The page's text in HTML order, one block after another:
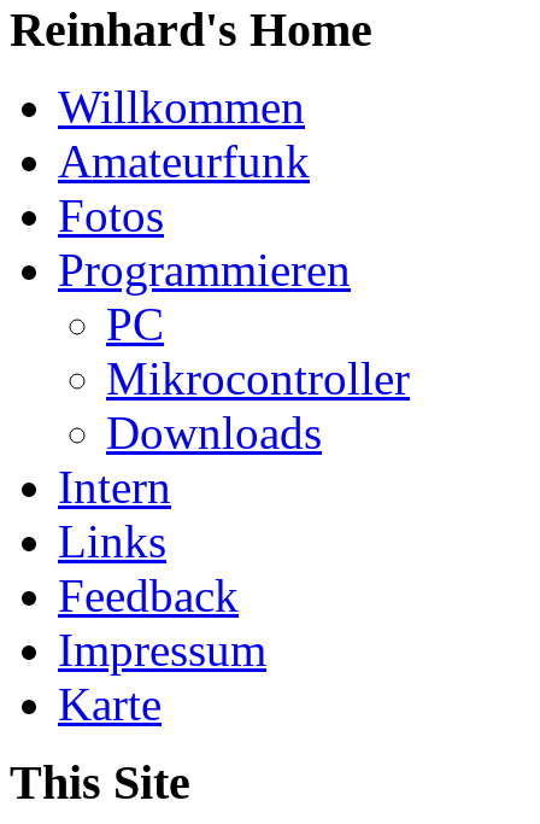
Reinhard's Home
Willkommen
Amateurfunk
Fotos
Programmieren
PC
Mikrocontroller
Downloads
Intern
Links
Feedback
Impressum
Karte
This Site